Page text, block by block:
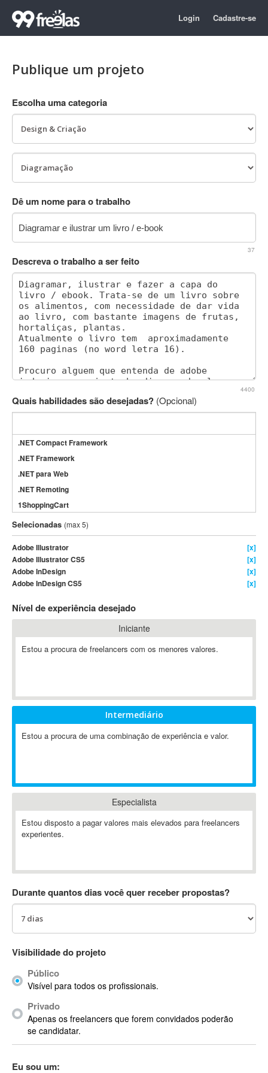
Login Cadastre-se
Publique um projeto
Escolha uma categoria
Dê um nome para o trabalho
37
Descreva o trabalho a ser feito
4400
Quais habilidades são desejadas? (Opcional)
.NET Compact Framework
.NET Framework
.NET para Web
.NET Remoting
1ShoppingCart
3DS Max
3GSM
4D Dimension
802.11
A&P
A2Billing
Ab Initio
ABIS
AbleCommerce
Ableton
Abstract
Abstract Window Toolkit (AWT)
AC Drives
ACDSee
ACPI
Acrobat X
Acronis
ACT
Actian
Actimize
ActionScript
Active Directory
Selecionadas (max 5)
Adobe Illustrator
[x]
Adobe Illustrator CS5
[x]
Adobe InDesign
[x]
Adobe InDesign CS5
[x]
Nível de experiência desejado
Iniciante
Estou a procura de freelancers com os menores valores.
Intermediário
Estou a procura de uma combinação de experiência e valor.
Especialista
Estou disposto a pagar valores mais elevados para freelancers
experientes.
Durante quantos dias você quer receber propostas?
Visibilidade do projeto
Público
Visível para todos os profissionais.
Privado
Apenas os freelancers que forem convidados poderão
se candidatar.
Eu sou um: